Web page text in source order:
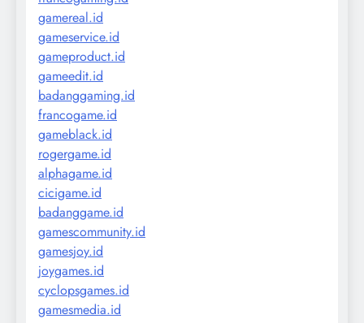
gamereal.id
gameservice.id
gameproduct.id
gameedit.id
badanggaming.id
francogame.id
gameblack.id
rogergame.id
alphagame.id
cicigame.id
badanggame.id
gamescommunity.id
gamesjoy.id
joygames.id
cyclopsgames.id
gamesmedia.id